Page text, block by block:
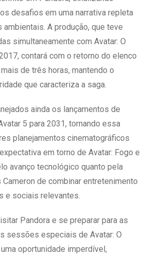
desafios em uma narrativa repleta
A produção, que teve
simultaneamente com Avatar: O
contará com o retorno do elenco
de três horas, mantendo o
que caracteriza a saga.
ainda os lançamentos de
5 para 2031, tornando essa
planejamentos cinematográficos
em torno de Avatar: Fogo e
avanço tecnológico quanto pela
de combinar entretenimento
e sociais relevantes.
Pandora e se preparar para as
sessões especiais de Avatar: O
oportunidade imperdível,